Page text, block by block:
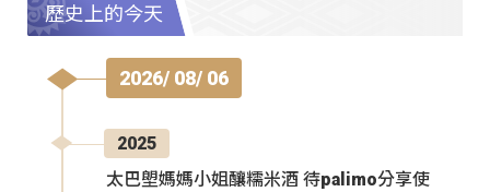
歷史上的今天
2026/ 08/ 06
2025
太巴塱媽媽小姐釀糯米酒 待palimo分享使